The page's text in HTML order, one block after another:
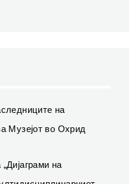
на
Музејот во Охрид
на